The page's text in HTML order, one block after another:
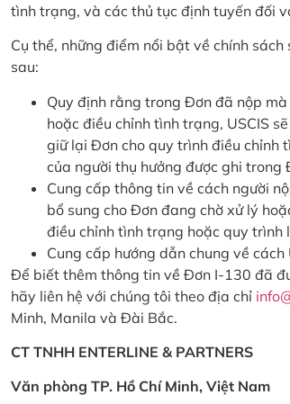
tình trạng, và các thủ tục định tuyến đối
Cụ thể, những điểm nổi bật về chính
sau:
Quy định rằng trong Đơn đã nộp
hoặc điều chỉnh tình trạng, USCIS
giữ lại Đơn cho quy trình điều chỉnh
của người thụ hưởng được ghi trong
Cung cấp thông tin về cách người
bổ sung cho Đơn đang chờ xử lý
điều chỉnh tình trạng hoặc quy trình
Cung cấp hướng dẫn chung về
Để biết thêm thông tin về Đơn I-130 đã
hãy liên hệ với chúng tôi theo địa chỉ
Minh, Manila và Đài Bắc.
CT TNHH ENTERLINE & PARTNERS
Văn phòng TP. Hồ Chí Minh, Việt Nam